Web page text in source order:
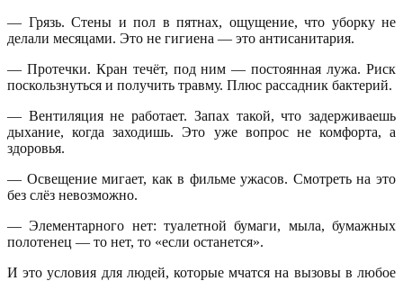
— Грязь. Стены и пол в пятнах, ощущение, что уборку не
делали месяцами. Это не гигиена — это антисанитария.
— Протечки. Кран течёт, под ним — постоянная лужа. Риск
поскользнуться и получить травму. Плюс рассадник бактерий.
— Вентиляция не работает. Запах такой, что задерживаешь
дыхание, когда заходишь. Это уже вопрос не комфорта, а
здоровья.
— Освещение мигает, как в фильме ужасов. Смотреть на это
без слёз невозможно.
— Элементарного нет: туалетной бумаги, мыла, бумажных
полотенец — то нет, то «если останется».
И это условия для людей, которые мчатся на вызовы в любое